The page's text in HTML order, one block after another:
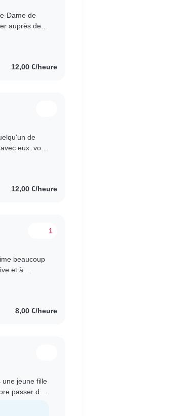
Dame de
auprès de
12,00 €/heure
de
eux. vous
12,00 €/heure
1
beaucoup
et à
8,00 €/heure
une jeune fille
passer du